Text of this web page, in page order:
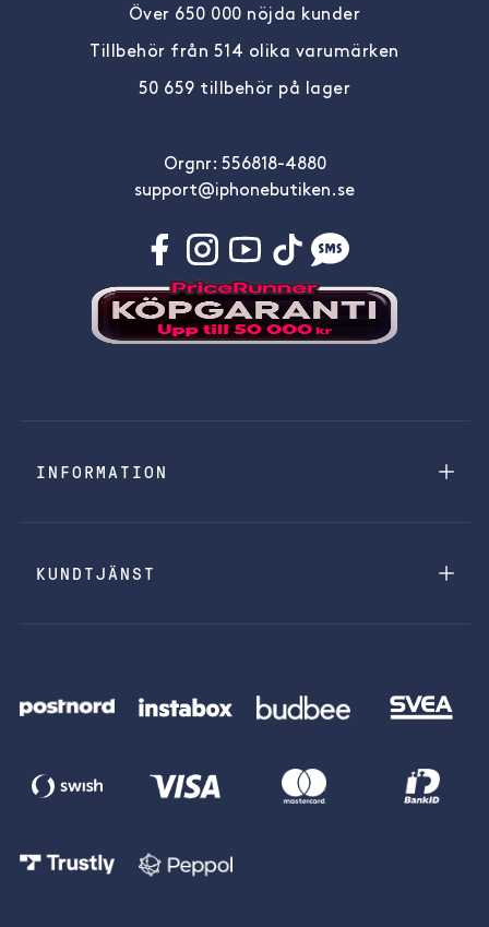
Över 650 000 nöjda kunder
Tillbehör från 514 olika varumärken
50 659 tillbehör på lager
Orgnr: 556818-4880
support@iphonebutiken.se
INFORMATION
KUNDTJÄNST